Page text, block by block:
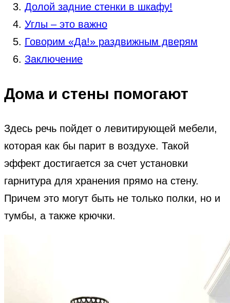
Долой задние стенки в шкафу!
Углы – это важно
Говорим «Да!» раздвижным дверям
Заключение
Дома и стены помогают
Здесь речь пойдет о левитирующей мебели,
которая как бы парит в воздухе. Такой
эффект достигается за счет установки
гарнитура для хранения прямо на стену.
Причем это могут быть не только полки, но и
тумбы, а также крючки.